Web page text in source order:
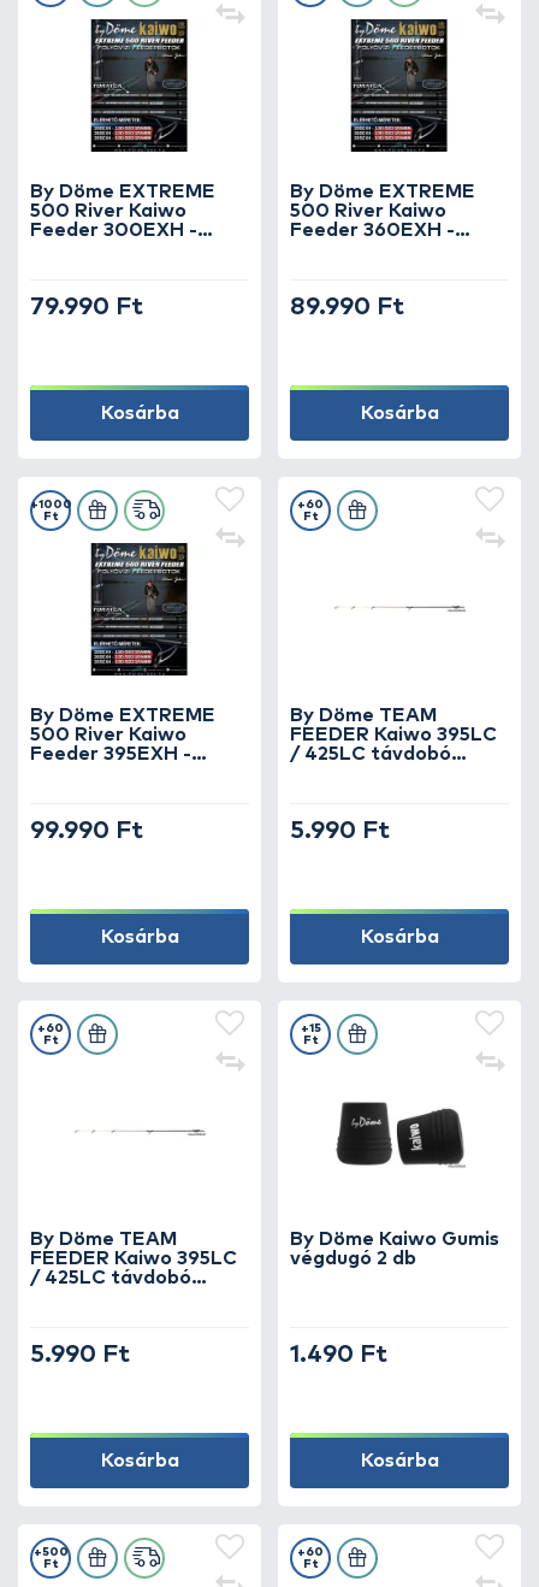
By Döme EXTREME
500 River Kaiwo
Feeder 300EXH -
79.990 Ft
Kosárba
By Döme EXTREME
500 River Kaiwo
Feeder 360EXH -
89.990 Ft
Kosárba
By Döme EXTREME
500 River Kaiwo
Feeder 395EXH -
+1000
Ft
99.990 Ft
Kosárba
By Döme TEAM
FEEDER Kaiwo 395LC
/ 425LC távdobó
+60
Ft
5.990 Ft
Kosárba
By Döme TEAM
FEEDER Kaiwo 395LC
/ 425LC távdobó
+60
Ft
5.990 Ft
Kosárba
By Döme Kaiwo Gumis
végdugó 2 db
+15
Ft
1.490 Ft
Kosárba
+500
Ft
+60
Ft